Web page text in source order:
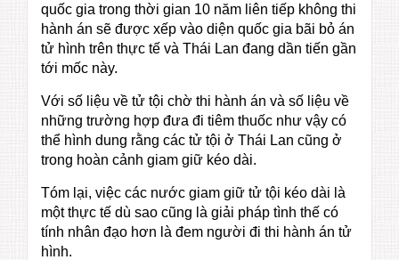
quốc gia trong thời gian 10 năm liên tiếp không thi
hành án sẽ được xếp vào diện quốc gia bãi bỏ án
tử hình trên thực tế và Thái Lan đang dần tiến gần
tới mốc này.
Với số liệu về tử tội chờ thi hành án và số liệu về
những trường hợp đưa đi tiêm thuốc như vậy có
thể hình dung rằng các tử tội ở Thái Lan cũng ở
trong hoàn cảnh giam giữ kéo dài.
Tóm lại, việc các nước giam giữ tử tội kéo dài là
một thực tế dù sao cũng là giải pháp tình thế có
tính nhân đạo hơn là đem người đi thi hành án tử
hình.